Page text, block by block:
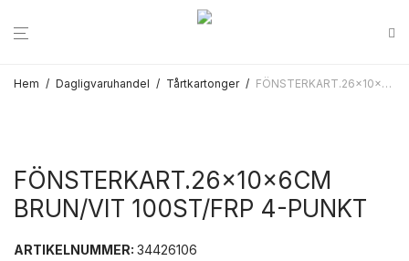
Hem / Dagligvaruhandel / Tårtkartonger / FÖNSTERKART.26x10x6CM BRUN/VIT 100ST/FRP 4-PUNKT
FÖNSTERKART.26x10x6CM
BRUN/VIT 100ST/FRP 4-PUNKT
ARTIKELNUMMER: 34426106